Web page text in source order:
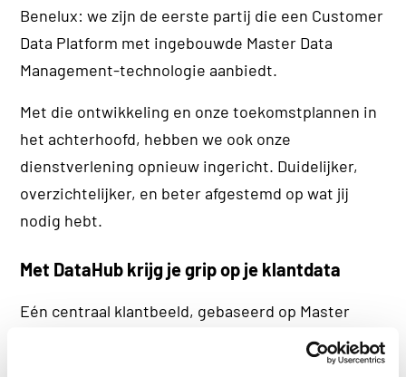
Benelux: we zijn de eerste partij die een Customer
Data Platform met ingebouwde Master Data
Management-technologie aanbiedt.
Met die ontwikkeling en onze toekomstplannen in
het achterhoofd, hebben we ook onze
dienstverlening opnieuw ingericht. Duidelijker,
overzichtelijker, en beter afgestemd op wat jij
nodig hebt.
Met DataHub krijg je grip op je klantdata
Eén centraal klantbeeld, gebaseerd op Master
Data Management. Inclusief functionaliteiten als
Single Customer View en Customer Due Diligence.